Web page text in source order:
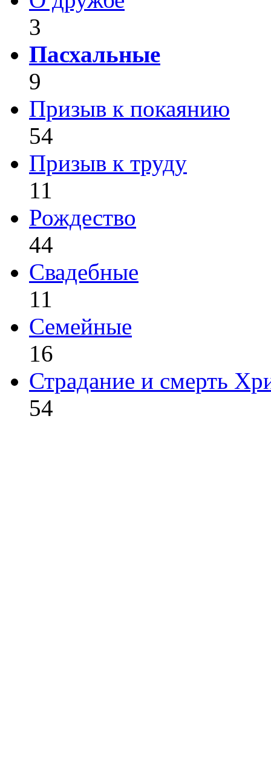
3
Пасхальные
9
Призыв к покаянию
54
Призыв к труду
11
Рождество
44
Свадебные
11
Семейные
16
Страдание и смерть
54